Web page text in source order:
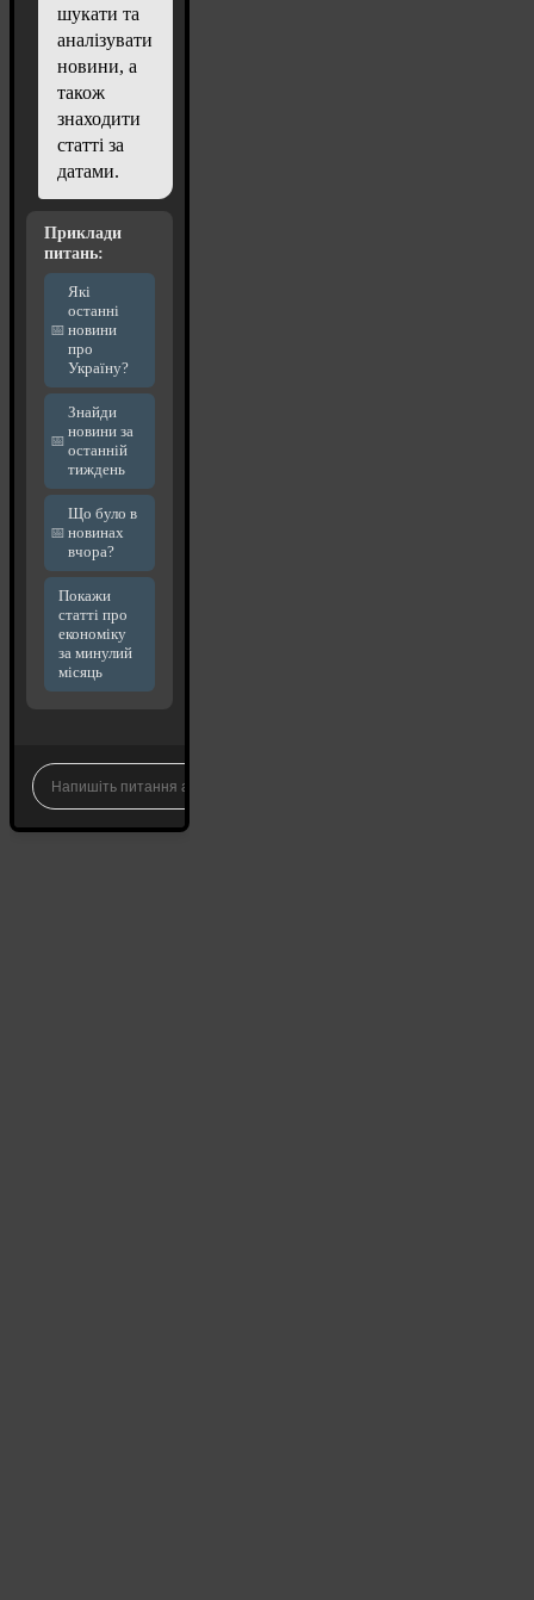
шукати та
аналізувати
новини, а
також
знаходити
статті за
датами.
Приклади
питань:
Які
останні
новини
про
Україну?
Знайди
новини за
останній
тиждень
Що було в
новинах
вчора?
Покажи
статті про
економіку
за минулий
місяць